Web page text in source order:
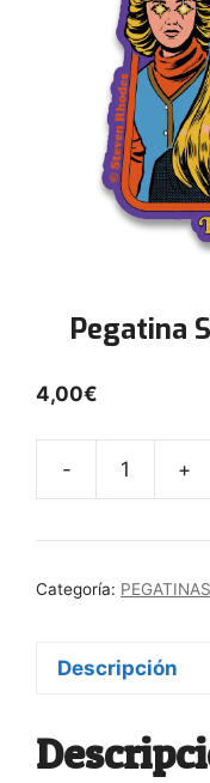
Pegatina
4,00€
- +
Categoría: PEGATINAS
Descripción